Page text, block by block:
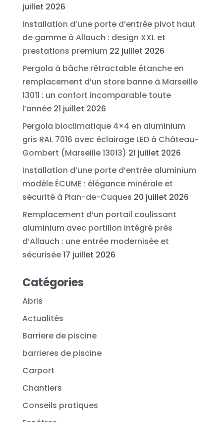
juillet 2026
Installation d’une porte d’entrée pivot haut
de gamme à Allauch : design XXL et
prestations premium 22 juillet 2026
Pergola à bâche rétractable étanche en
remplacement d’un store banne à Marseille
13011 : un confort incomparable toute
l’année 21 juillet 2026
Pergola bioclimatique 4×4 en aluminium
gris RAL 7016 avec éclairage LED à Château-
Gombert (Marseille 13013) 21 juillet 2026
Installation d’une porte d’entrée aluminium
modèle ÉCUME : élégance minérale et
sécurité à Plan-de-Cuques 20 juillet 2026
Remplacement d’un portail coulissant
aluminium avec portillon intégré près
d’Allauch : une entrée modernisée et
sécurisée17 juillet 2026
Catégories
Abris
Actualités
Barriere de piscine
barrieres de piscine
Carport
Chantiers
Conseils pratiques